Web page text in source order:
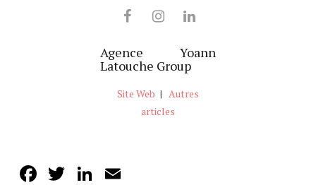
Agence Yoann
Latouche Group
Site Web | Autres
articles
Facebook
TwitterLinkedIn